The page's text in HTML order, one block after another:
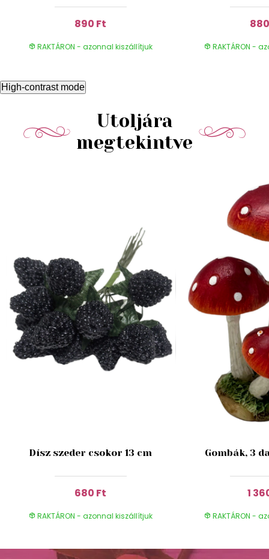
890 Ft
RAKTÁRON - azonnal kiszállítjuk RAKTÁRON -
High-contrast mode
Utoljára
megtekintve
Dísz szeder csokor 13 cm
680 Ft
RAKTÁRON - azonnal kiszállítjuk
Gombák, 3
1
RAKTÁRON -